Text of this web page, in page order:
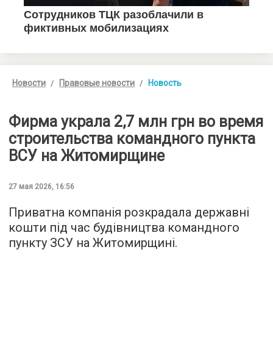
Новости Правовые новости Новость
Фирма украла 2,7 млн грн во время
строительства командного пункта
ВСУ на Житомирщине
27 мая 2026, 16:56
Приватна компанія розкрадала державні
кошти під час будівництва командного
пункту ЗСУ на Житомирщині.